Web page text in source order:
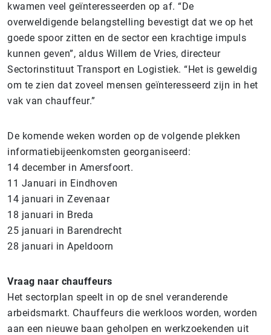
kwamen veel geïnteresseerden op af. “De
overweldigende belangstelling bevestigt dat we op het
goede spoor zitten en de sector een krachtige impuls
kunnen geven”, aldus Willem de Vries, directeur
Sectorinstituut Transport en Logistiek. “Het is geweldig
om te zien dat zoveel mensen geïnteresseerd zijn in het
vak van chauffeur.”
De komende weken worden op de volgende plekken
informatiebijeenkomsten georganiseerd:
14 december in Amersfoort.
11 Januari in Eindhoven
14 januari in Zevenaar
18 januari in Breda
25 januari in Barendrecht
28 januari in Apeldoorn
Vraag naar chauffeurs
Het sectorplan speelt in op de snel veranderende
arbeidsmarkt. Chauffeurs die werkloos worden, worden
aan een nieuwe baan geholpen en werkzoekenden uit